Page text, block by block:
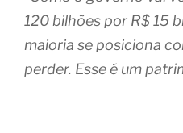
120 bilhões por R$ 15
maioria se posiciona
perder. Esse é um